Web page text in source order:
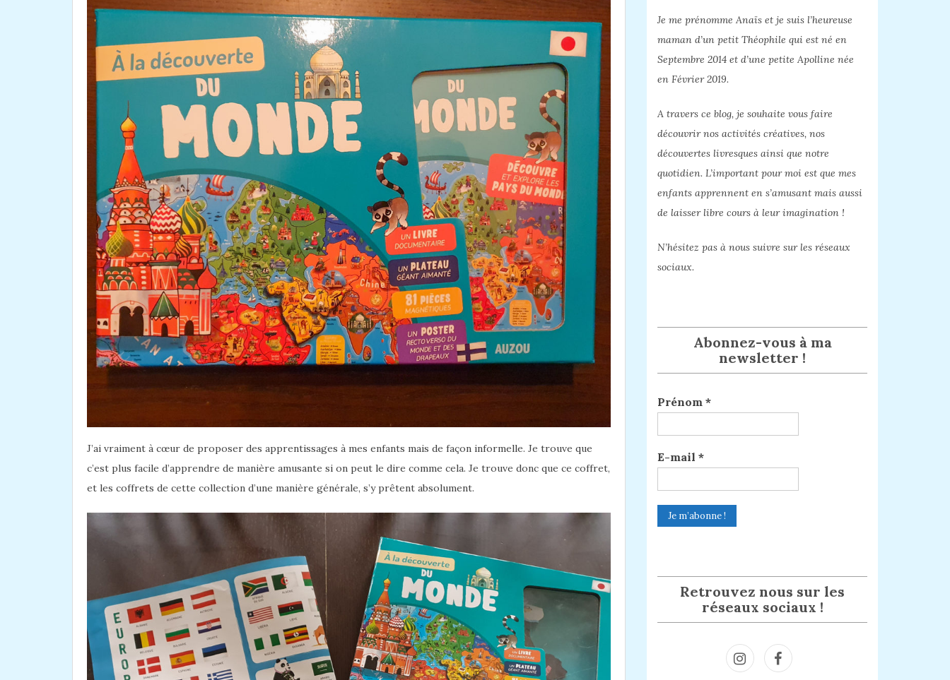
J’ai vraiment à cœur de proposer des apprentissages à mes enfants mais de façon informelle. Je trouve que
c’est plus facile d’apprendre de manière amusante si on peut le dire comme cela. Je trouve donc que ce coffret,
et les coffrets de cette collection d’une manière générale, s’y prêtent absolument.
Je me prénomme Anaïs et je suis l’heureuse
maman d’un petit Théophile qui est né en
Septembre 2014 et d’une petite Apolline née
en Février 2019.
A travers ce blog, je souhaite vous faire
découvrir nos activités créatives, nos
découvertes livresques ainsi que notre
quotidien. L’important pour moi est que mes
enfants apprennent en s’amusant mais aussi
de laisser libre cours à leur imagination !
N’hésitez pas à nous suivre sur les réseaux
sociaux.
Abonnez-vous à ma
newsletter !
Prénom *
E-mail *
Retrouvez nous sur les
réseaux sociaux !